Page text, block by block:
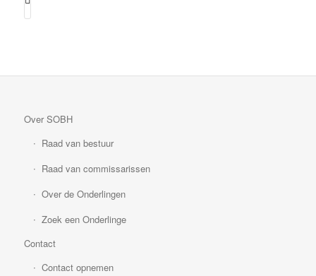
Over SOBH
Raad van bestuur
Raad van commissarissen
Over de Onderlingen
Zoek een Onderlinge
Contact
Contact opnemen